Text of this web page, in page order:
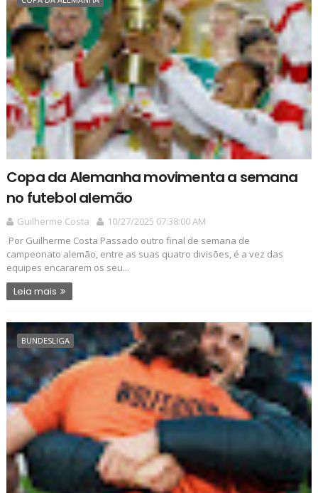
Copa da Alemanha movimenta a semana
no futebol alemão
Guilherme Costa
10/27/2025 07:38:00 AM
Por Guilherme Costa Passado outro final de semana de
campeonato alemão, entre as suas quatro divisões, é a vez das
equipes encararem os seu...
Leia mais
BUNDESLIGA